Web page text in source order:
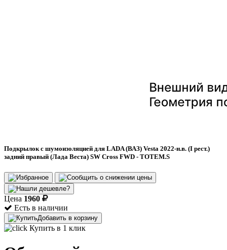
Подкрылок с шумоизоляцией для LADA (ВАЗ) Vesta 2022-н.в. (I рест.)
задний правый (Лада Веста) SW Cross FWD - TOTEM.S
Цена 1960
Есть в наличии
Добавить в корзину
Купить в 1 клик